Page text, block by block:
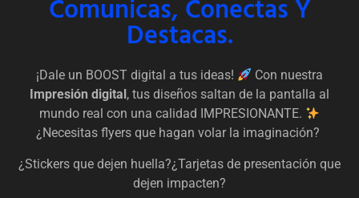
Comunicas, Conectas Y
Destacas.
¡Dale un BOOST digital a tus ideas!
Con nuestra
Impresión digital , tus diseños saltan de la pantalla al
mundo real con una calidad IMPRESIONANTE.
¿Necesitas flyers que hagan volar la imaginación?
¿Stickers que dejen huella?¿Tarjetas de presentación que
dejen impacten?